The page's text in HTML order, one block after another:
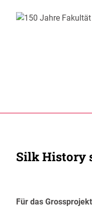
Silk History
Für das